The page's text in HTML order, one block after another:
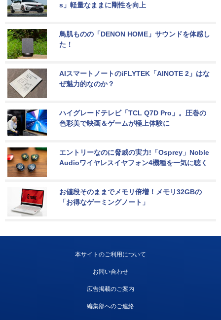
s」軽量なままに剛性を向上
鳥肌ものの「DENON HOME」サウンドを体感し
た！
AIスマートノートのiFLYTEK「AINOTE 2」はな
ぜ魅力的なのか？
ハイグレードテレビ「TCL Q7D Pro」。圧巻の
色彩美で映画＆ゲームが極上体験に
エントリーなのに脅威の実力!「Osprey」Noble
Audioワイヤレスイヤフォン4機種を一気に聴く
お値段そのままでメモリ倍増！メモリ32GBの
「お得なゲーミングノート」
本サイトのご利用について
お問い合わせ
広告掲載のご案内
編集部へのご連絡